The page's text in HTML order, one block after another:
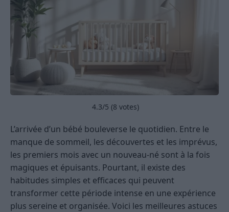
4.3/5 (8 votes)
L’arrivée d’un bébé bouleverse le quotidien. Entre le
manque de sommeil, les découvertes et les imprévus,
les premiers mois avec un nouveau-né sont à la fois
magiques et épuisants. Pourtant, il existe des
habitudes simples et efficaces qui peuvent
transformer cette période intense en une expérience
plus sereine et organisée. Voici les meilleures astuces